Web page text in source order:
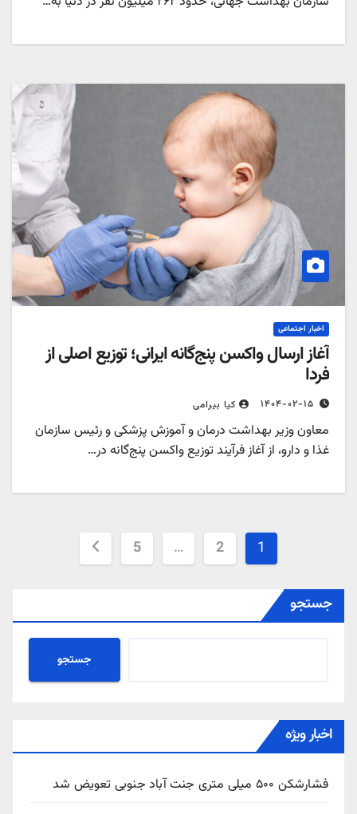
اخبار اجتماعی
آغاز ارسال واکسن پنج‌گانه ایرانی؛ توزیع اصلی از
فردا
۱۴۰۴-۰۲-۱۵ کیا بیرامی
معاون وزیر بهداشت درمان و آموزش پزشکی و رئیس سازمان
غذا و دارو، از آغاز فرآیند توزیع واکسن پنج‌گانه در…
صفحه‌بندی
نوشته‌ها
1
2
…
5
جستجو
جستجو
اخبار ویژه
فشارشکن ۵۰۰ میلی متری جنت آباد جنوبی تعویض شد